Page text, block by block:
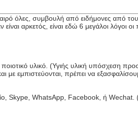
όλες, συμβουλή από ειδήμονες από
αρκετός, είναι εδώ 6 μεγάλοι λόγοι οι
υλικό. (Υγιής υλική υπόσχεση
με εμπιστεύονται, πρέπει να
Skype, WhatsApp, Facebook, ή Wechat.